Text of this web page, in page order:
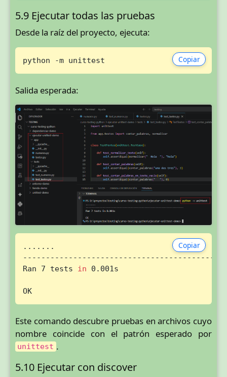
5.9 Ejecutar todas las pruebas
Desde la raíz del proyecto, ejecuta:
Copiar
python -m unittest
Salida esperada:
Copiar
.......
Ran 7 tests in 0.001s
OK
Este comando descubre pruebas en archivos cuyo
nombre coincide con el patrón esperado por
unittest .
5.10 Ejecutar con discover